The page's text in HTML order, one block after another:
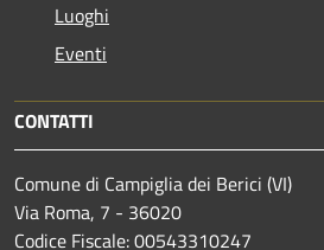
Luoghi
Eventi
CONTATTI
Comune di Campiglia dei Berici (VI)
Via Roma, 7 - 36020
Codice Fiscale: 00543310247